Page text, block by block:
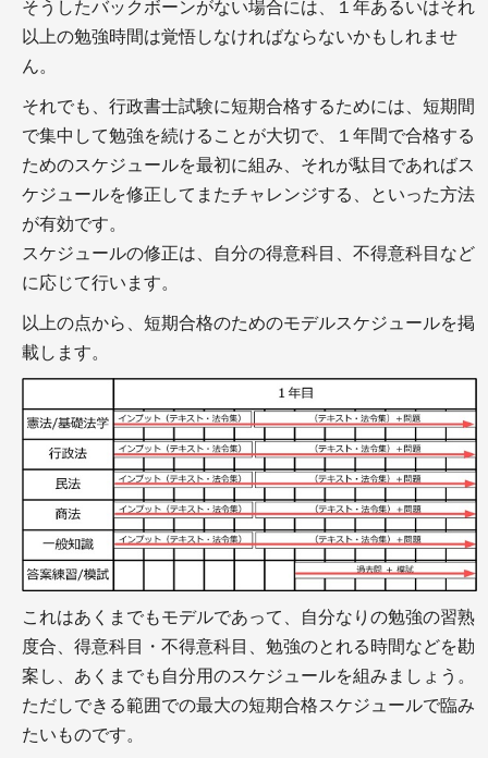
＋司法書士とは（試験の内容、難易度、勉強時間
＋司法書士試験のための教材・テキストと勉強法
＋司法書士の就職・転職
行政書士
＋行政書士試験のための教材・テキストと勉強法
＋行政書士の就職・転職
社会保険労務士
＋社会保険労務士とは（試験の内容、難易度、勉強
時間と、過去問題
そうしたバックボーンがない場合には、１年あるいはそれ
以上の勉強時間は覚悟しなければならないかもしれませ
ん。
それでも、行政書士試験に短期合格するためには、短期間
で集中して勉強を続けることが大切で、１年間で合格する
ためのスケジュールを最初に組み、それが駄目であればス
ケジュールを修正してまたチャレンジする、といった方法
が有効です。
スケジュールの修正は、自分の得意科目、不得意科目など
に応じて行います。
以上の点から、短期合格のためのモデルスケジュールを掲
載します。
これはあくまでもモデルであって、自分なりの勉強の習熟
度合、得意科目・不得意科目、勉強のとれる時間などを勘
案し、あくまでも自分用のスケジュールを組みましょう。
ただしできる範囲での最大の短期合格スケジュールで臨み
たいものです。